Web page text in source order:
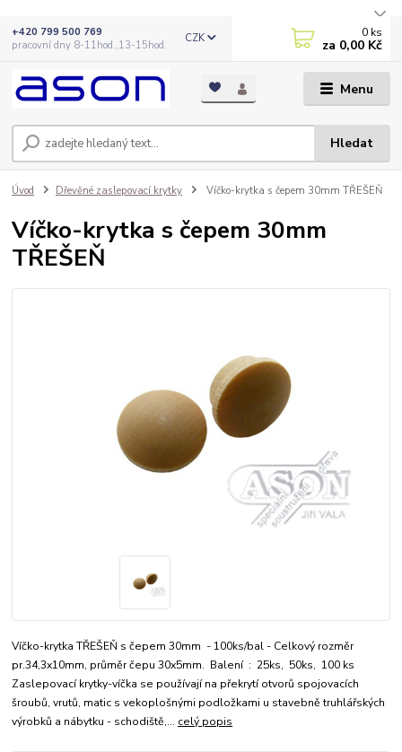
Menu
CZK
Hledat
+420 799 500 769
pracovní dny 8-11hod.,13-15hod.
0 ks
za 0,00 Kč
Úvod Dřevěné zaslepovací krytky Víčko-krytka s čepem 30mm TŘEŠEŇ
Víčko-krytka s čepem 30mm
TŘEŠEŇ
Víčko-krytka TŘEŠEŇ s čepem 30mm - 100ks/bal - Celkový rozměr
pr.34,3x10mm, průměr čepu 30x5mm. Balení : 25ks, 50ks, 100 ks
Zaslepovací krytky-víčka se používají na překrytí otvorů spojovacích
šroubů, vrutů, matic s vekoplošnými podložkami u stavebně truhlářských
výrobků a nábytku - schodiště,... celý popis